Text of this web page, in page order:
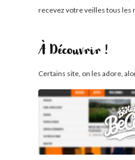
recevez votre veilles tous les
À Découvrir !
Certains site, on les adore,